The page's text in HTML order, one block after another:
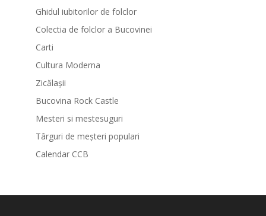
Ghidul iubitorilor de folclor
Colectia de folclor a Bucovinei
Carti
Cultura Moderna
Zicălașii
Bucovina Rock Castle
Mesteri si mestesuguri
Târguri de meșteri populari
Calendar CCB